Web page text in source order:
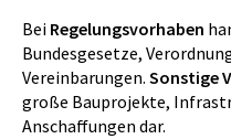
Bei Regelungsvorhaben
Bundesgesetze,
Vereinbarungen. Sonstige
große Bauprojekte,
Anschaffungen dar.